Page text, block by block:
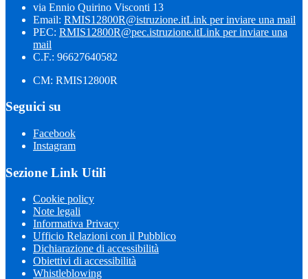
via Ennio Quirino Visconti 13
Email: RMIS12800R@istruzione.itLink per inviare una mail
PEC: RMIS12800R@pec.istruzione.itLink per inviare una
mail
C.F.: 96627640582
CM: RMIS12800R
Seguici su
Facebook
Instagram
Sezione Link Utili
Cookie policy
Note legali
Informativa Privacy
Ufficio Relazioni con il Pubblico
Dichiarazione di accessibilità
Obiettivi di accessibilità
Whistleblowing